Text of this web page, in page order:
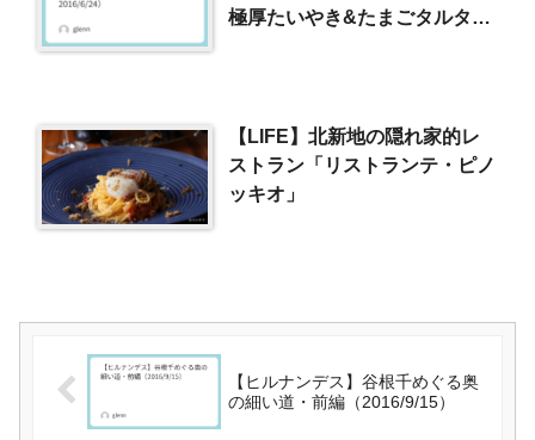
極厚たいやき&たまごタルタル
【LIFE】北新地の隠れ家的レ
ストラン「リストランテ・ピノ
ッキオ」
【ヒルナンデス】谷根千めぐる奥
の細い道・前編（2016/9/15）